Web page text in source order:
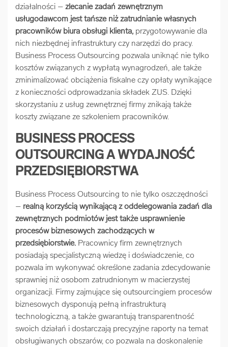
działalności – zlecanie zadań zewnętrznym
usługodawcom jest tańsze niż zatrudnianie własnych
pracowników biura obsługi klienta, przygotowywanie dla
nich niezbędnej infrastruktury czy narzędzi do pracy.
Business Process Outsourcing pozwala uniknąć nie tylko
kosztów związanych z wypłatą wynagrodzeń, ale także
zminimalizować obciążenia fiskalne czy opłaty wynikające
z konieczności odprowadzania składek ZUS. Dzięki
skorzystaniu z usług zewnętrznej firmy znikają także
koszty związane ze szkoleniem pracowników.
BUSINESS PROCESS
OUTSOURCING A WYDAJNOŚĆ
PRZEDSIĘBIORSTWA
Business Process Outsourcing to nie tylko oszczędności
– realną korzyścią wynikającą z oddelegowania zadań dla
zewnętrznych podmiotów jest także usprawnienie
procesów biznesowych zachodzących w
przedsiębiorstwie. Pracownicy firm zewnętrznych
posiadają specjalistyczną wiedzę i doświadczenie, co
pozwala im wykonywać określone zadania zdecydowanie
sprawniej niż osobom zatrudnionym w macierzystej
organizacji. Firmy zajmujące się outsourcingiem procesów
biznesowych dysponują pełną infrastrukturą
technologiczną, a także gwarantują transparentność
swoich działań i dostarczają precyzyjne raporty na temat
obsługiwanych obszarów, co pozwala na doskonalenie